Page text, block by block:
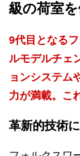
級の荷室
9代目となる
ルモデルチェ
ョンシステム
力が満載。こ
革新的技術